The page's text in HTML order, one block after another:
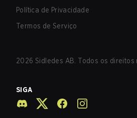
Política de Privacidade
Termos de Serviço
2026 Sidledes AB. Todos os direitos
SIGA